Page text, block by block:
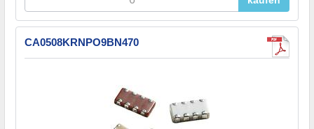
CA0508KRNPO9BN470